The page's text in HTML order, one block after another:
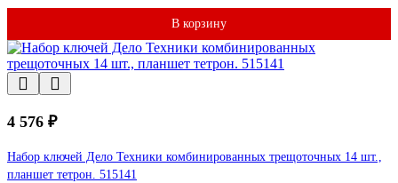
В корзину
4 576 ₽
Набор ключей Дело Техники комбинированных трещоточных 14 шт.,
планшет тетрон. 515141